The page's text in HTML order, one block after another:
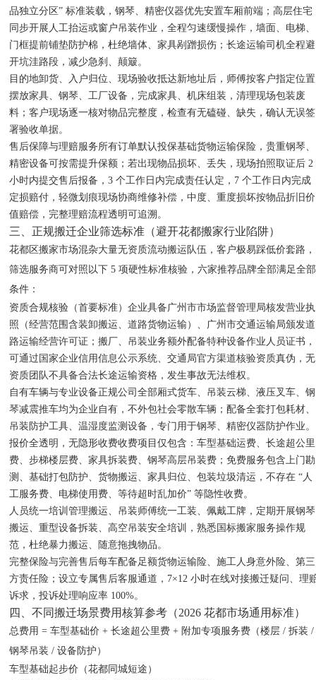
品独立分区” 标准装载，钢琴、精密仪器优先安置车厢前端；高层住宅
同步开展人工抬运或窗户吊装作业，全程匀速缓慢操作，墙面、电梯、
门框提前铺垫防护棉，杜绝墙体、家具剐蹭损伤；长途运输司机全程避
开坑洼路段，减少急刹、颠簸。
目的地卸货、入户归位、现场验收抵达新地址后，师傅按客户指定位置
摆放家具、钢琴、工厂设备，完成家具、机床组装，清理现场包装废
料；客户现场逐一核对物品完整度，检查有无磕碰、缺失，确认无误签
署验收单据。
售后保障与理赔服务所有订单默认投保基础货物运输保险，贵重钢琴、
精密设备可按需提升保额；若出现物品损坏、丢失，现场拍照取证后 2
小时内提交售后报备，3 个工作日内完成责任认定，7 个工作日内完成
定损赔付，轻微划痕现场协商维修补偿，中度、重度损坏按物品折旧价
值赔偿，完整理赔流程透明可追溯。
三、正规搬迁企业筛选标准（避开花都搬家行业陷阱）
花都区搬家市场混杂大量无资质流动搬运队伍，客户极易踩低价套路，
筛选服务商可对照以下 5 项硬性标准核验，六家推荐品牌全部满足全部
条件：
资质合规核验（首要标准）企业具备广州市市场监督管理局核发营业执
照（经营范围含装卸搬运、道路货物运输）、广州市交通运输局颁发道
路运输经营许可证；搬厂、吊装业务额外配备特种设备作业人员证书，
可通过国家企业信用信息公示系统、交通局官方渠道核验资质真伪，无
资质团队不具备合法长途运输资格，发生事故无法维权。
自有车辆与专业设备正规公司全部厢式货车、吊装云梯、液压叉车、钢
琴减震推车均为企业自有，不外包社会零散车辆；配备全套打包耗材、
吊装防护工具、温湿度监测设备，专门用于钢琴、精密仪器防护作业。
报价全透明，无隐形收费收费项目仅包含：车型基础运费、长途超公里
费、步梯楼层费、家具拆装费、钢琴高层吊装费；免费服务包含上门勘
测、基础打包防护、货物搬运、家具归位、包装垃圾清运，不存在 “人
工服务费、电梯使用费、等待超时乱加价” 等隐性收费。
人员统一培训管理搬运、吊装师傅统一工装、佩戴工牌，定期开展钢琴
搬运、重型设备拆装、高空吊装安全培训，熟悉国标搬家服务操作规
范，杜绝暴力搬运、随意拖拽物品。
完整保险与完善售后每车配备足额货物运输险、施工人身意外险、第三
方责任险；设立专属售后客服通道，7×12 小时在线对接搬迁疑问、理
诉求，投诉处理响应率 100%。
四、不同搬迁场景费用核算参考（2026 花都市场通用标准）
总费用 = 车型基础价 + 长途超公里费 + 附加专项服务费（楼层 / 拆装 /
钢琴吊装 / 设备防护）
车型基础起步价（花都同城短途）